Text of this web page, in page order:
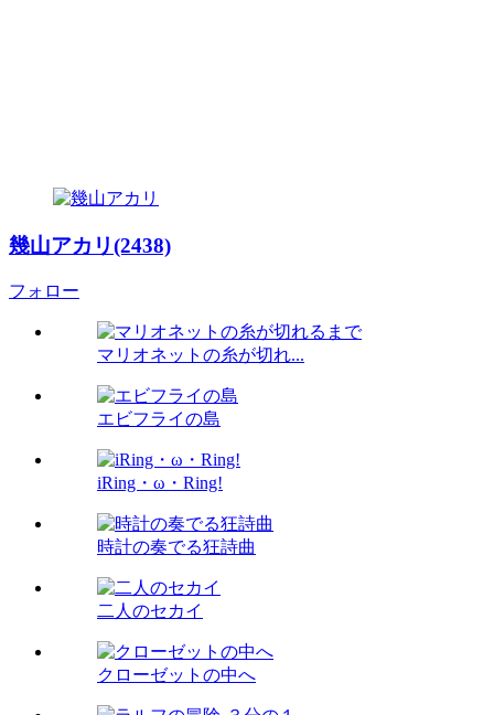
幾山アカリ(2438)
フォロー
マリオネットの糸が切れ...
エビフライの島
iRing・ω・Ring!
時計の奏でる狂詩曲
二人のセカイ
クローゼットの中へ